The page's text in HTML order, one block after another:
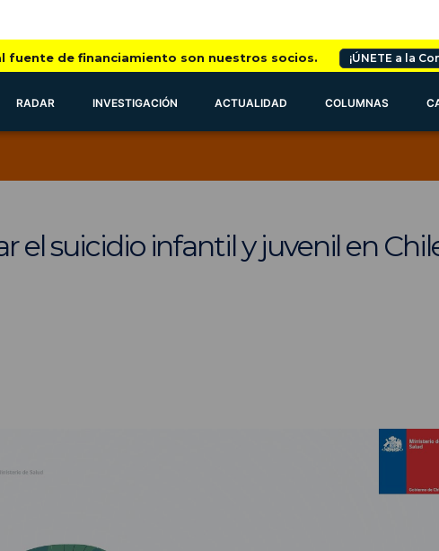
fuente de financiamiento son nuestros socios. ¡ÚNETE a la
RADAR INVESTIGACIÓN ACTUALIDAD COLUMNAS
el suicidio infantil y juvenil en